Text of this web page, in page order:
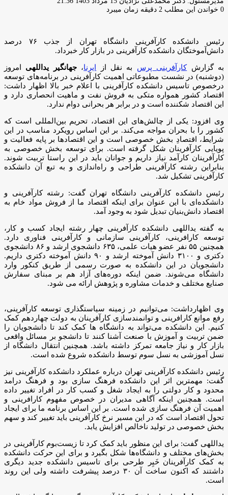
ایمیل
0 خواندن این مطلب 2 دقیقه زمان میبرد
رئیس دانشکده کارآفرینی دانشگاه تهران از جذب ۷۶ درصد
دانش‌آموختگان دانشکده کارآفرینی در بازار کار خبرداد.
به گزارشکارآفرینی پرس به نقل از ایرنا،جهانگیر یداللهی امروز
(دوشنبه) در نشست مطبوعاتی اهمیت کارآفرینی در برنامه‌های توسعه
درخصوص تاسیس دانشکده کارآفرینی با اعلام خبر بالا اظهار داشت:
اقتصاد کشور همواره متکی به فروش نفت و ماهیت انحصاری دارد و
این اقتصاد شکننده است و در برابر هر بحرانی دوام ندارد.
وی افزود: یکی از چالش‌های این اقتصاد، تحریم بین‌المللی است که
کشور را با بحران مواجه می‌کند. بر این اساس رویکرد مناسب در این
شرایط، اقتصادِ بخش خصوصی است و این اقتصادها بر پایه فعالیت و
پویایی کارآفرینان شکل گرفته است. برای توسعه بخش خصوصی به
کارآفرینان کارآمد نیاز داریم و جوانان باید در این راستا تربیت شوند.
بنابراین رشته کارآفرینی طراحی و راه‌اندازی و به تبع آن دانشکده
کارآفرینی تشکیل شد.
رئیس دانشکده کارآفرینی دانشگاه تهران گفت: رشته کارآفرینی و
دانشکده‌ای با این عنوان برای اینکه اقتصاد ما از فروش مواد خام به
اقتصاد دانش‌بنیان تبدیل شود به وجود آمد.
به گفته یداللهی دانشکده کارآفرینی چهار رشته ایجاد کسب و کار،
توسعه کارافرینی، کارآفرینی سازمانی و کارآفرینی فناوری دارد.
همچنین ۵۵ نفر عضو هیات علمی، ۶۳۵ دانشجوی ارشد و ۸۶ دانشجوی
دکتری و ۳۱۰۰ دانش آموخته ارشد و ۹۰ دانش آموخته دکتری داریم.
دانشجویان در این دانشکده به صورت رسمی از طریق کنکور وارد
دانشگاه می‌شوند. ضمن اینکه دوره‌های آزاد هم بر مبنای سفارش
صنایع مختلف و خدمات مشاوره و پژوهش ارائه می شود.
وی اظهارداشت: می‌توانیم در زمینه سیاستگذاری توسعه کارآفرینی،
رفع موانع کارافرینی و توانمندسازی کارآفرینان به دولت چهاردهم کمک
کنیم. این دانشکده می‌تواند به دانشگاه ها کمک کند تا دانشجویان را
ضمن تربیت و آموزش با صنعت آشنا کنند تا دانشجو بر مسائل واقعی
بازار کار و نیاز جامعه تمرکز داشته باشد. همچنین انتقال دانشگاه از
نسل آموزشی به نسل سوم توسط دانشکده شروع شده است.
رئیس دانشکده کارآفرینی تهران درباره عملکرد دانشکده کارآفرینی نیز
گفت: مهمترین اثر این دانشکده فرهنگ سازی بود و فرهنگ درامد
محدود و کار دولتی را به ایجاد شغل و کسب کار در افراد تغییر داده
است. همچنین اینکه آگاهی مدیران در خصوص مفهوم کارافرینی و
اهمیت آن فرهنگ سازی شده است. بر این اساس برنامه ما برای ایجاد
تحول اقتصاد است که در این مسیر نرخ کارآفرینی باید تغییر کند و سهم
بخش خصوصی در تولید ناخالص افزایش یابد.
یداللهی گفت: برای این منظور باید کمک کرد تا زیست‌بوم کارآفرینی در
بخش‌های مختلف و دانشگاه‌ها شکل بگیرد و برای این حرکت دانشکده
به کمک کارآفرینان خَیِر طرحی برای تاسیس دانشکده جدید دیگری
داشتند که اکنون ساخت آن ۳۰ درصد پیشرفت داشته ولی این روند
است.